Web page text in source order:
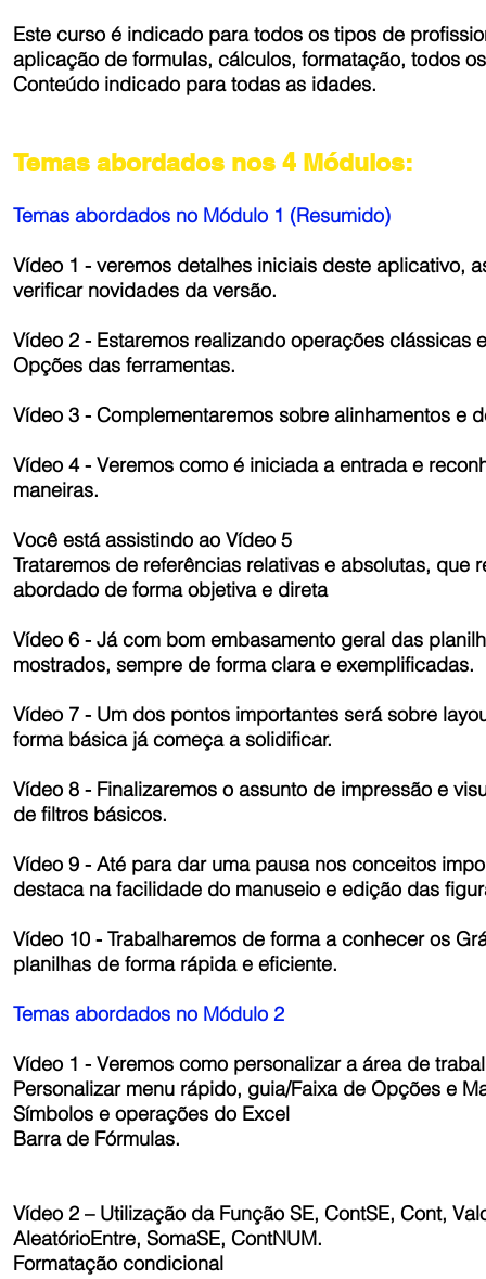
Este curso é indicado para todos os tipos de
aplicação de formulas, cálculos, formatação, todos
Conteúdo indicado para todas as idades.
Temas abordados nos 4 Módulos:
Temas abordados no Módulo 1 (Resumido)
Vídeo 1 - veremos detalhes iniciais deste aplicativo,
verificar novidades da versão.
Vídeo 2 - Estaremos realizando operações clássicas
Opções das ferramentas.
Vídeo 3 - Complementaremos sobre alinhamentos e
Vídeo 4 - Veremos como é iniciada a entrada e
maneiras.
Você está assistindo ao Vídeo 5
Trataremos de referências relativas e absolutas,
abordado de forma objetiva e direta
Vídeo 6 - Já com bom embasamento geral das
mostrados, sempre de forma clara e exemplificadas.
Vídeo 7 - Um dos pontos importantes será sobre
forma básica já começa a solidificar.
Vídeo 8 - Finalizaremos o assunto de impressão e
de filtros básicos.
Vídeo 9 - Até para dar uma pausa nos conceitos
destaca na facilidade do manuseio e edição das
Vídeo 10 - Trabalharemos de forma a conhecer os
planilhas de forma rápida e eficiente.
Temas abordados no Módulo 2
Vídeo 1 - Veremos como personalizar a área de
Personalizar menu rápido, guia/Faixa de Opções e
Símbolos e operações do Excel
Barra de Fórmulas.
Vídeo 2 – Utilização da Função SE, ContSE, Cont,
AleatórioEntre, SomaSE, ContNUM.
Formatação condicional